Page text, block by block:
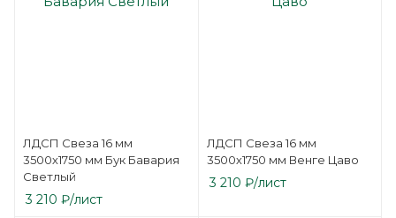
ЛДСП Свеза 16 мм
3500х1750 мм Бук Бавария
Светлый
3 210 ₽/лист
ЛДСП Свеза 16 мм
3500х1750 мм Венге Цаво
3 210 ₽/лист